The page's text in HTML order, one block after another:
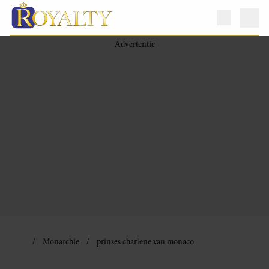
Monarchie prinses charlene van monaco